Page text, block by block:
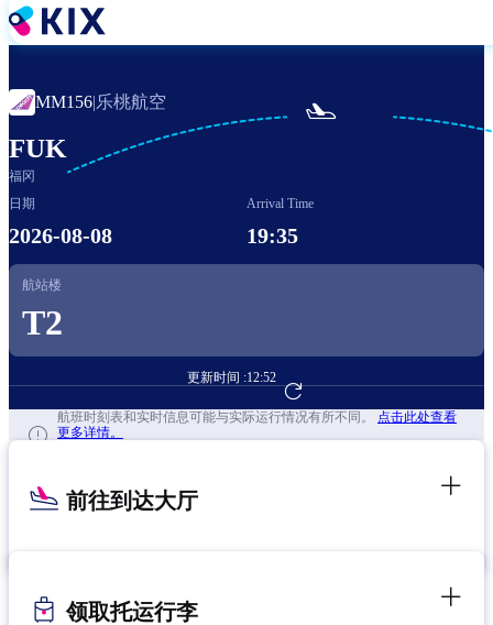
跳
转
主
要
容
MM156|乐桃航空
FUK
福冈

日期
2026-08-08
Arrival Time
19:35
航站楼
T2
更新时间 :12:52
前往航班预订
航班时刻表和实时信息可能与实际运行情况有所不同。 点击此处查看
更多详情。
前往到达大厅
领取托运行李